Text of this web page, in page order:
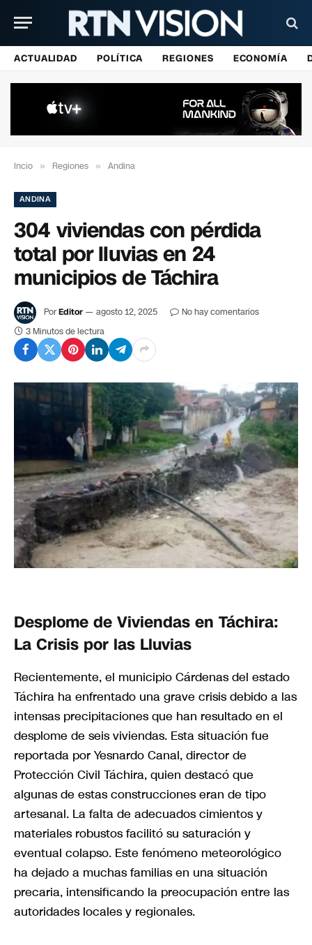
ACTUALIDAD POLÍTICA REGIONES ECONOMÍA
Incio » Regiones » Andina
ANDINA
304 viviendas con pérdida
total por lluvias en 24
municipios de Táchira
PorEditor agosto 12, 2025
No hay comentarios
3 Minutos de lectura
Desplome de Viviendas en Táchira:
La Crisis por las Lluvias
Recientemente, el municipio Cárdenas del estado
Táchira ha enfrentado una grave crisis debido a las
intensas precipitaciones que han resultado en el
desplome de seis viviendas. Esta situación fue
reportada por Yesnardo Canal, director de
Protección Civil Táchira, quien destacó que
algunas de estas construcciones eran de tipo
artesanal. La falta de adecuados cimientos y
materiales robustos facilitó su saturación y
eventual colapso. Este fenómeno meteorológico
ha dejado a muchas familias en una situación
precaria, intensificando la preocupación entre las
autoridades locales y regionales.